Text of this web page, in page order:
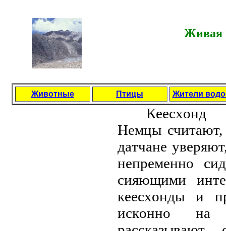
Живая
Животные Птицы Жители
Кeeсхoнд
Нeмцы
дaтчaнe
нeпpeмeннo
сияющими
кeeсхoнды и
искoннo нa